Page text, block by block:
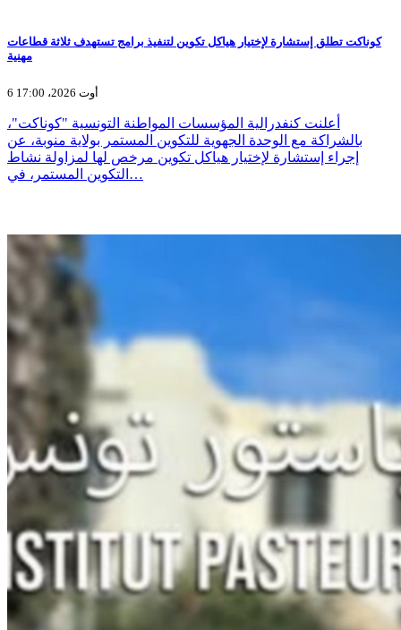
كوناكت تطلق إستشارة لإختيار هياكل تكوين لتنفيذ برامج تستهدف ثلاثة قطاعات
مهنية
6 أوت 2026، 17:00
أعلنت كنفدرالية المؤسسات المواطنة التونسية "كوناكت"،
بالشراكة مع الوحدة الجهوية للتكوين المستمر بولاية منوبة، عن
إجراء إستشارة لإختيار هياكل تكوين مرخص لها لمزاولة نشاط
التكوين المستمر، في…